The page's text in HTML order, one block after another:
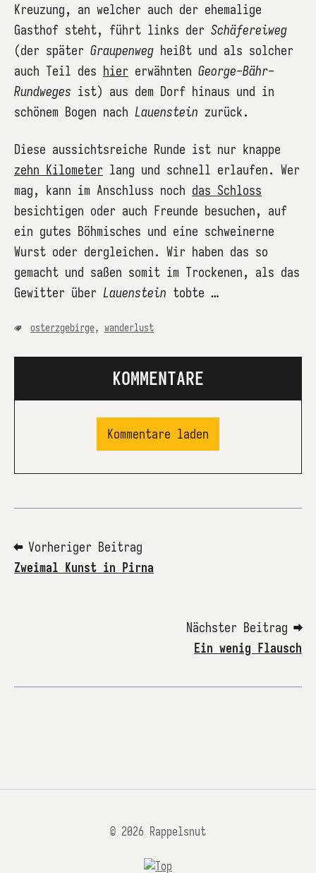
Kreuzung, an welcher auch der ehemalige
Gasthof steht, führt links der Schäfereiweg
(der später Graupenweg heißt und als solcher
auch Teil des hier erwähnten George-Bähr-
Rundweges ist) aus dem Dorf hinaus und in
schönem Bogen nach Lauenstein zurück.
Diese aussichtsreiche Runde ist nur knappe
zehn Kilometer lang und schnell erlaufen. Wer
mag, kann im Anschluss noch das Schloss
besichtigen oder auch Freunde besuchen, auf
ein gutes Böhmisches und eine schweinerne
Wurst oder dergleichen. Wir haben das so
gemacht und saßen somit im Trockenen, als das
Gewitter über Lauenstein tobte …
osterzgebirge, wanderlust
KOMMENTARE
Kommentare laden
⬅ Vorheriger Beitrag
Zweimal Kunst in Pirna
Nächster Beitrag ➡
Ein wenig Flausch
© 2026 Rappelsnut